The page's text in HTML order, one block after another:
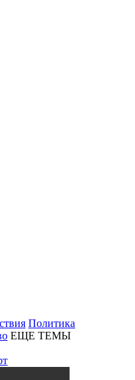
Политика
ЕЩЕ ТЕМЫ